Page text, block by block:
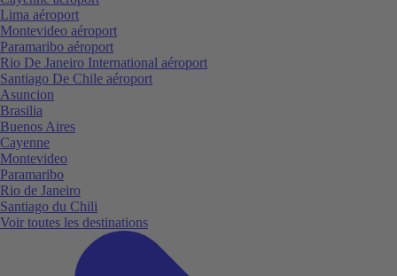
Lima aéroport
Montevideo aéroport
Paramaribo aéroport
Rio De Janeiro International aéroport
Santiago De Chile aéroport
Asuncion
Brasilia
Buenos Aires
Cayenne
Montevideo
Paramaribo
Rio de Janeiro
Santiago du Chili
Voir toutes les destinations